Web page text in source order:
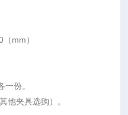
mm）
说明书各一份。
（其他夹具选购）。